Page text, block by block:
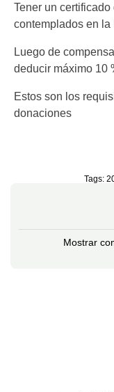
Tener un
contemplados en la
Luego de
deducir máximo 10
Estos son los
donaciones
Tags:
Mostrar